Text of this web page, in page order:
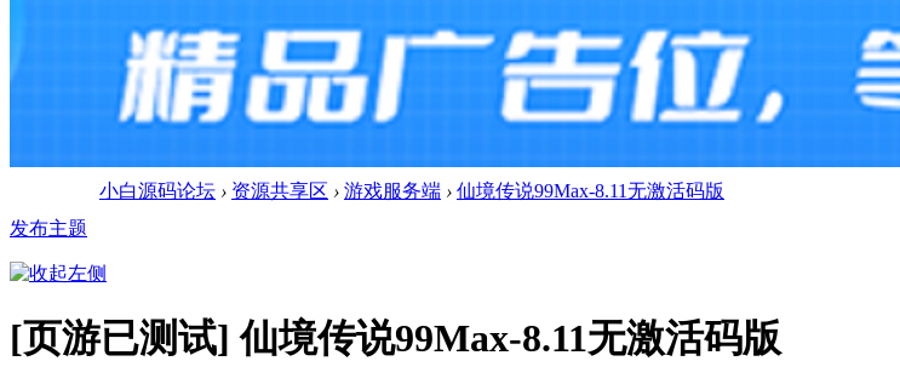
小白源码论坛 › 资源共享区 › 游戏服务端 › 仙境传说99Max-8.11无激活码版
发布主题
[页游已测试]仙境传说99Max-8.11无激活码版